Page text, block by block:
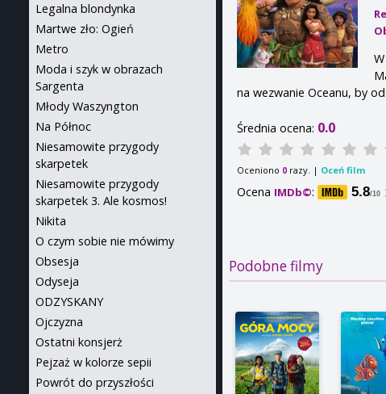
na wezwanie Oceanu, by
Średnia ocena: 0.0
Oceniono 0 razy. | Oceń film
Ocena IMDb©: 5.8/10
Podobne filmy
Legalna blondynka
Martwe zło: Ogień
Metro
Moda i szyk w obrazach
Sargenta
Młody Waszyngton
Na Północ
Niesamowite przygody
skarpetek
Niesamowite przygody
skarpetek 3. Ale kosmos!
Nikita
O czym sobie nie mówimy
Obsesja
Odyseja
ODZYSKANY
Ojczyzna
Ostatni konsjerż
Pejzaż w kolorze sepii
Powrót do przyszłości